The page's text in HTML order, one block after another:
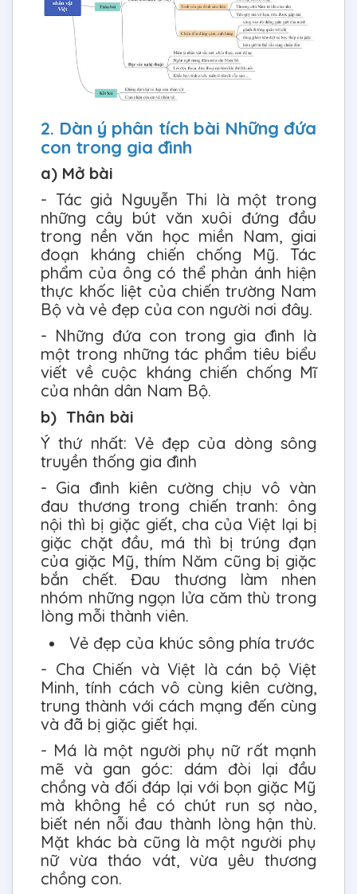
2. Dàn ý phân tích bài Những đứa
con trong gia đình
a) Mở bài
- Tác giả Nguyễn Thi là một trong
những cây bút văn xuôi đứng đầu
trong nền văn học miền Nam, giai
đoạn kháng chiến chống Mỹ. Tác
phẩm của ông có thể phản ánh hiện
thực khốc liệt của chiến trường Nam
Bộ và vẻ đẹp của con người nơi đây.
- Những đứa con trong gia đình là
một trong những tác phẩm tiêu biểu
viết về cuộc kháng chiến chống Mĩ
của nhân dân Nam Bộ.
b) Thân bài
Ý thứ nhất: Vẻ đẹp của dòng sông
truyền thống gia đình
- Gia đình kiên cường chịu vô vàn
đau thương trong chiến tranh: ông
nội thì bị giặc giết, cha của Việt lại bị
giặc chặt đầu, má thì bị trúng đạn
của giặc Mỹ, thím Năm cũng bị giặc
bắn chết. Đau thương làm nhen
nhóm những ngọn lửa căm thù trong
lòng mỗi thành viên.
Vẻ đẹp của khúc sông phía trước
- Cha Chiến và Việt là cán bộ Việt
Minh, tính cách vô cùng kiên cường,
trung thành với cách mạng đến cùng
và đã bị giặc giết hại.
- Má là một người phụ nữ rất mạnh
mẽ và gan góc: dám đòi lại đầu
chồng và đối đáp lại với bọn giặc Mỹ
mà không hề có chút run sợ nào,
biết nén nỗi đau thành lòng hận thù.
Mặt khác bà cũng là một người phụ
nữ vừa tháo vát, vừa yêu thương
chồng con.